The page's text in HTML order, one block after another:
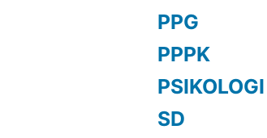
PPG
PPPK
PSIKOLOGI
SD